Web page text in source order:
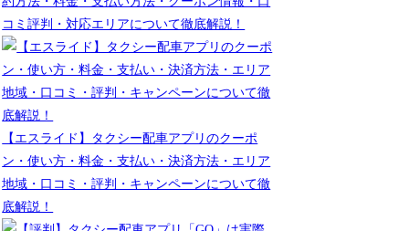
コミ評判・対応エリアについて徹底解説！
【エスライド】タクシー配車アプリのクーポ
ン・使い方・料金・支払い・決済方法・エリア
地域・口コミ・評判・キャンペーンについて徹
底解説！